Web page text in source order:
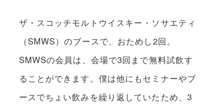
ザ・スコッチモルトウイスキー・ソサエティ
（SMWS）のブースで、おためし2回。
SMWSの会員は、会場で3回まで無料試飲す
ることができます。僕は他にもセミナーやブ
ースでちょい飲みを繰り返していたため、3